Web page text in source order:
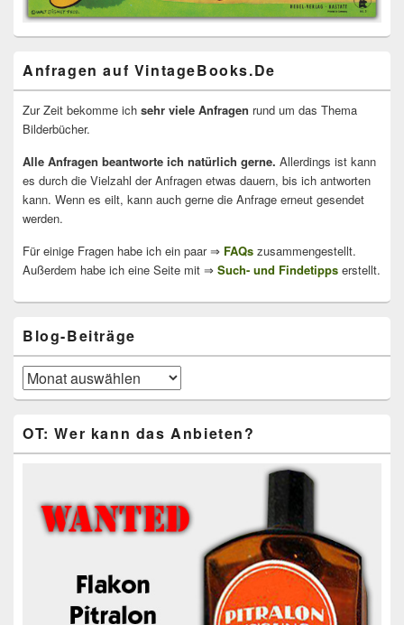
Anfragen auf VintageBooks.De
Zur Zeit bekomme ich sehr viele Anfragen rund um das Thema
Bilderbücher.
Alle Anfragen beantworte ich natürlich gerne. Allerdings ist kann
es durch die Vielzahl der Anfragen etwas dauern, bis ich antworten
kann. Wenn es eilt, kann auch gerne die Anfrage erneut gesendet
werden.
Für einige Fragen habe ich ein paar ⇒ FAQs zusammengestellt.
Außerdem habe ich eine Seite mit ⇒ Such- und Findetipps erstellt.
Blog-Beiträge
Blog-
Beiträge
OT: Wer kann das Anbieten?